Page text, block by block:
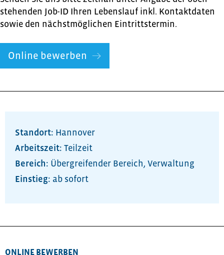
stehenden Job-ID Ihren Lebenslauf inkl. Kontaktdaten
sowie den nächstmöglichen Eintrittstermin.
Online bewerben
Standort: Hannover
Arbeitszeit: Teilzeit
Bereich: Übergreifender Bereich, Verwaltung
ab sofort
ONLINE BEWERBEN